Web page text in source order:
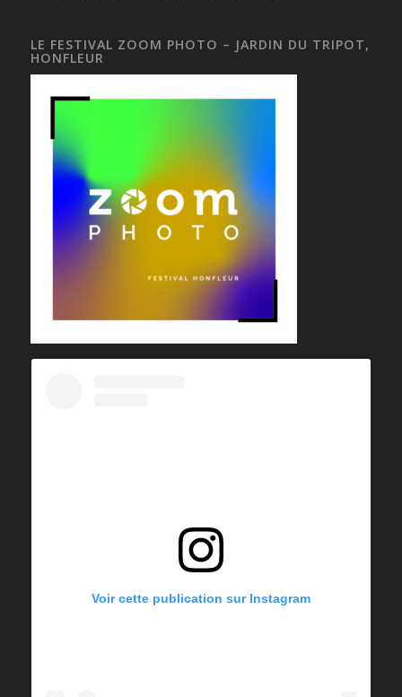
LE FESTIVAL ZOOM PHOTO – JARDIN DU TRIPOT,
HONFLEUR
Voir cette publication sur Instagram